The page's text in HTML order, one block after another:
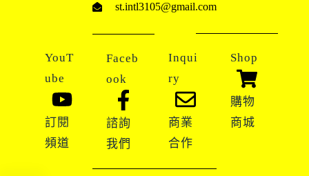
st.intl3105@gmail.com
YouT
ube
訂閱
頻道
Faceb
ook
諮詢
我們
Inqui
ry
商業
合作
Shop
購物
商城